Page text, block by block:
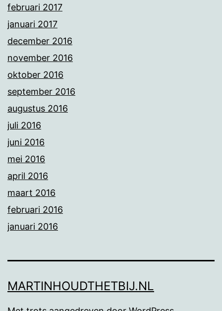
februari 2017
januari 2017
december 2016
november 2016
oktober 2016
september 2016
augustus 2016
juli 2016
juni 2016
mei 2016
april 2016
maart 2016
februari 2016
januari 2016
MARTINHOUDTHETBIJ.NL